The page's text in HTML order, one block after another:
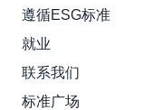
遵循ESG标准
就业
联系我们
标准广场